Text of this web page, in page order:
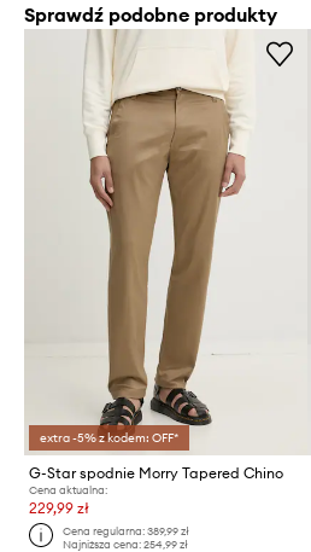
Sprawdź podobne produkty
extra -5% z kodem: OFF*
G-Star spodnie Morry Tapered Chino
Cena aktualna:
229,99 zł
Cena regularna:389,99 zł
Najniższa cena:254,99 zł